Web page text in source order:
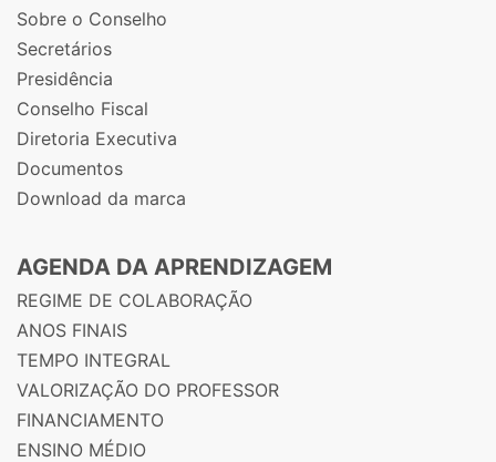
Sobre o Conselho
Secretários
Presidência
Conselho Fiscal
Diretoria Executiva
Documentos
Download da marca
AGENDA DA APRENDIZAGEM
REGIME DE COLABORAÇÃO
ANOS FINAIS
TEMPO INTEGRAL
VALORIZAÇÃO DO PROFESSOR
FINANCIAMENTO
ENSINO MÉDIO